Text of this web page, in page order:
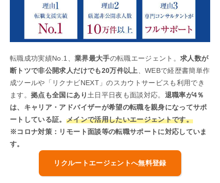
転職成功実績No.1、 業界最大手の転職エージェント。求人数が
断トツで非公開求人だけでも20万件以上、WEBで経歴書簡単作
成ツールや「リクナビNEXT」のスカウトサービスも利用でき
ます。拠点も全国にあり土日平日夜も面談対応。 退職率が4％
は、キャリア・アドバイザーが希望の転職を親身になってサポ
ートしている証。 メインで活用したいエージェントです。
※コロナ対策：リモート面談等の転職サポートに対応していま
す。
リクルートエージェントへ無料登録